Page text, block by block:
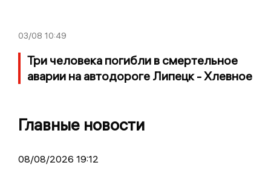
03/08 10:49
Три человека погибли в смертельное
аварии на автодороге Липецк - Хлевное
Главные новости
08/08/2026 19:12